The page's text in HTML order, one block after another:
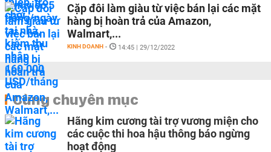
Cặp đôi làm giàu từ việc bán lại các mặt
hàng bị hoàn trả của Amazon,
Walmart,...
KINH DOANH - 14:45 | 29/12/2022
Cùng chuyên mục
Hãng kim cương tài trợ vương miện cho
các cuộc thi hoa hậu thông báo ngừng
hoạt động